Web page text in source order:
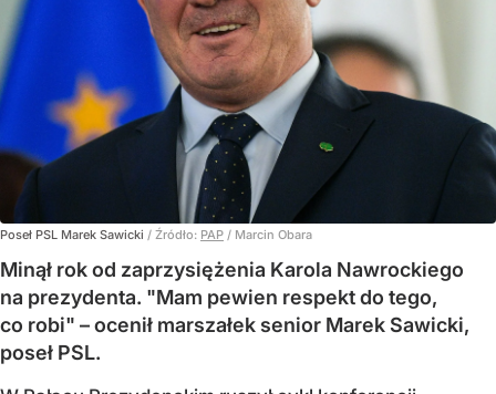
Poseł PSL Marek Sawicki / Źródło: PAP / Marcin Obara
Minął rok od zaprzysiężenia Karola Nawrockiego
na prezydenta. "Mam pewien respekt do tego,
co robi" – ocenił marszałek senior Marek Sawicki,
poseł PSL.